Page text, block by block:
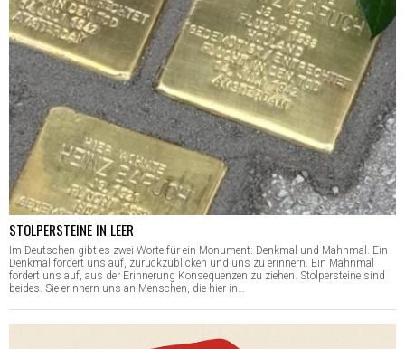
STOLPERSTEINE IN LEER
Im Deutschen gibt es zwei Worte für ein Monument: Denkmal und Mahnmal. Ein
Denkmal fordert uns auf, zurückzublicken und uns zu erinnern. Ein Mahnmal
fordert uns auf, aus der Erinnerung Konsequenzen zu ziehen. Stolpersteine sind
beides. Sie erinnern uns an Menschen, die hier in…